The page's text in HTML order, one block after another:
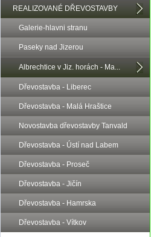
REALIZOVANÉ DŘEVOSTAVBY
Galerie-hlavni stranu
Paseky nad Jizerou
Albrechtice v Jiz. horách - Ma...
Dřevostavba - Liberec
Dřevostavba - Malá Hraštice
Novostavba dřevostavby Tanvald
Dřevostavba - Ústí nad Labem
Dřevostavba - Proseč
Dřevostavba - Jičín
Dřevostavba - Hamrska
Dřevostavba - Vítkov